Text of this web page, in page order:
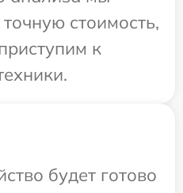
стоимость,
к
будет готово